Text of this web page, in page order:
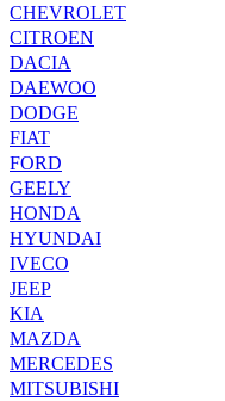
CHEVROLET
CITROEN
DACIA
DAEWOO
DODGE
FIAT
FORD
GEELY
HONDA
HYUNDAI
IVECO
JEEP
KIA
MAZDA
MERCEDES
MITSUBISHI